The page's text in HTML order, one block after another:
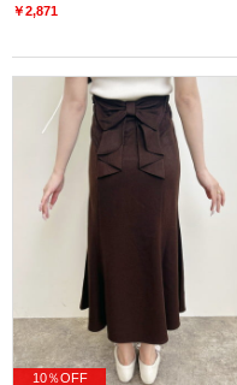
￥2,871
10％OFF